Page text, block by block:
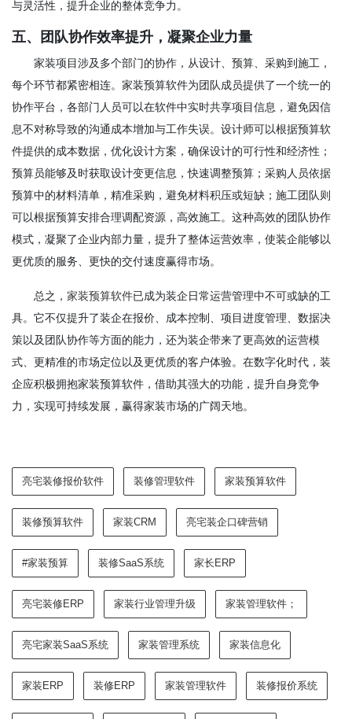
与灵活性，提升企业的整体竞争力。
五、团队协作效率提升，凝聚企业力量
家装项目涉及多个部门的协作，从设计、预算、采购到施工，
每个环节都紧密相连。家装预算软件为团队成员提供了一个统一的
协作平台，各部门人员可以在软件中实时共享项目信息，避免因信
息不对称导致的沟通成本增加与工作失误。设计师可以根据预算软
件提供的成本数据，优化设计方案，确保设计的可行性和经济性；
预算员能够及时获取设计变更信息，快速调整预算；采购人员依据
预算中的材料清单，精准采购，避免材料积压或短缺；施工团队则
可以根据预算安排合理调配资源，高效施工。这种高效的团队协作
模式，凝聚了企业内部力量，提升了整体运营效率，使装企能够以
更优质的服务、更快的交付速度赢得市场。
总之， 家装预算软件已成为装企日常运营管理中不可或缺的工
具。它不仅提升了装企在报价、成本控制、项目进度管理、数据决
策以及团队协作等方面的能力，还为装企带来了更高效的运营模
式、更精准的市场定位以及更优质的客户体验。在数字化时代，装
企应积极拥抱家装预算软件，借助其强大的功能，提升自身竞争
力，实现可持续发展，赢得家装市场的广阔天地。
亮宅装修报价软件 装修管理软件 家装预算软件
装修预算软件 家装CRM 亮宅装企口碑营销
#家装预算 装修SaaS系统 家长ERP
亮宅装修ERP 家装行业管理升级 家装管理软件；
亮宅家装SaaS系统 家装管理系统 家装信息化
家装ERP 装修ERP 家装管理软件 装修报价系统